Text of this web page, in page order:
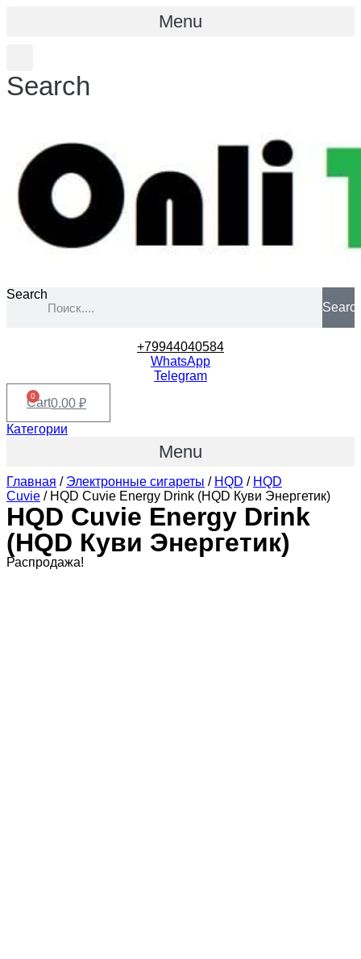
Menu
Search
Search
+79944040584
WhatsApp
Telegram
0.00 ₽
0
Cart
Категории
Menu
Главная / Электронные сигареты / HQD / HQD
Cuvie / HQD Cuvie Energy Drink (HQD Куви Энергетик)
HQD Cuvie Energy Drink
(HQD Куви Энергетик)
Распродажа!